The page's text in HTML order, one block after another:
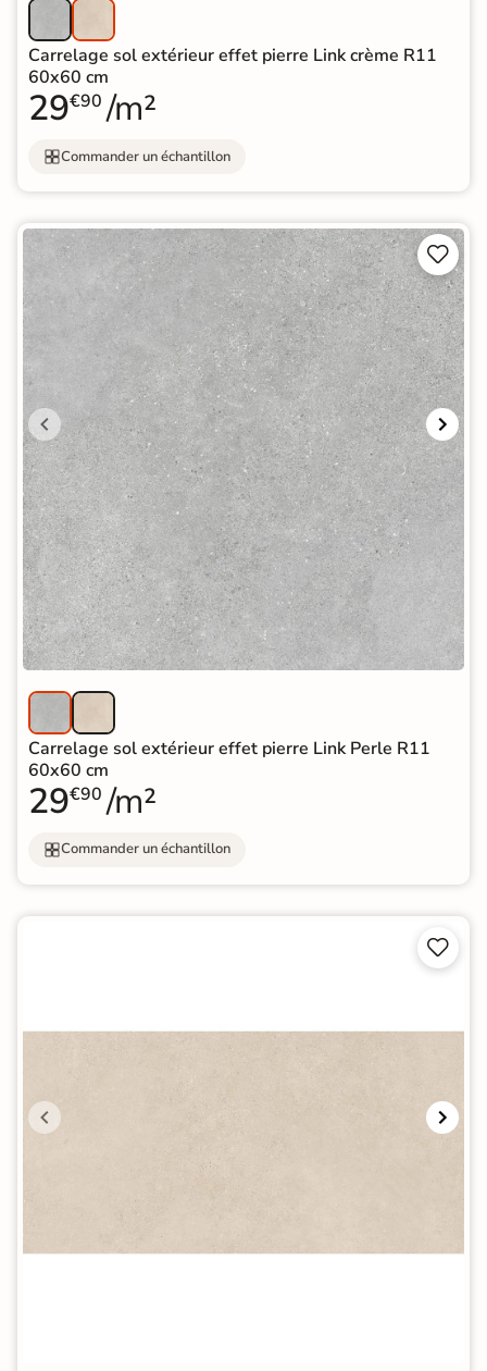
Carrelage sol extérieur effet pierre Link crème R11
60x60 cm
29€90 /m²
Commander un échantillon


Carrelage sol extérieur effet pierre Link Perle R11
60x60 cm
29€90 /m²
Commander un échantillon

